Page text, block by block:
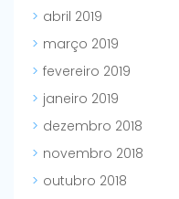
abril 2019
março 2019
fevereiro 2019
janeiro 2019
dezembro 2018
novembro 2018
outubro 2018